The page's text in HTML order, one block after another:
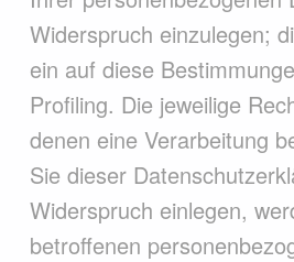
Widerspruch einzulegen;
ein auf diese
Profiling. Die jeweilige
denen eine Verarbeitung
Sie dieser
Widerspruch einlegen,
betroffenen